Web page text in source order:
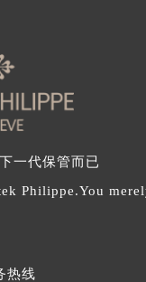
河区中街路137号亨
国门外大街甲6号华
长安街1号王府井东
秀区朝阳北大街北
彦淖尔市临河区新华
头市青山区幸福路甲
峰市红山区哈达街百
伦贝尔市海拉尔区
一代保管而已
Philippe.You
热线